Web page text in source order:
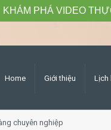
Home Giới thiệu Lịch
chuyên nghiệp
KHÁM PHÁ VIDEO